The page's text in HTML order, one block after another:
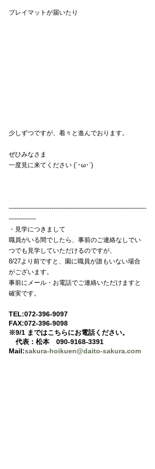
プレイマットが届いたり
少しずつですが、着々と進んでおります。
ぜひみなさま
一度見に来てください (`･ω･´)
-----------------------------------------------------------------------
--------------
・見学につきまして
職員がいる間でしたら、事前のご連絡なしでい
つでも見学していただけるのですが、
8/27より前ですと、園に職員が誰もいない場合
がございます。
事前にメール・お電話でご連絡いただけますと
確実です。
TEL:072-396-9097
FAX:072-396-9098
※9/1 まではこちらにお電話ください。
代表：松本　090-9168-3391
Mail:sakura-hoikuen@daito-sakura.com